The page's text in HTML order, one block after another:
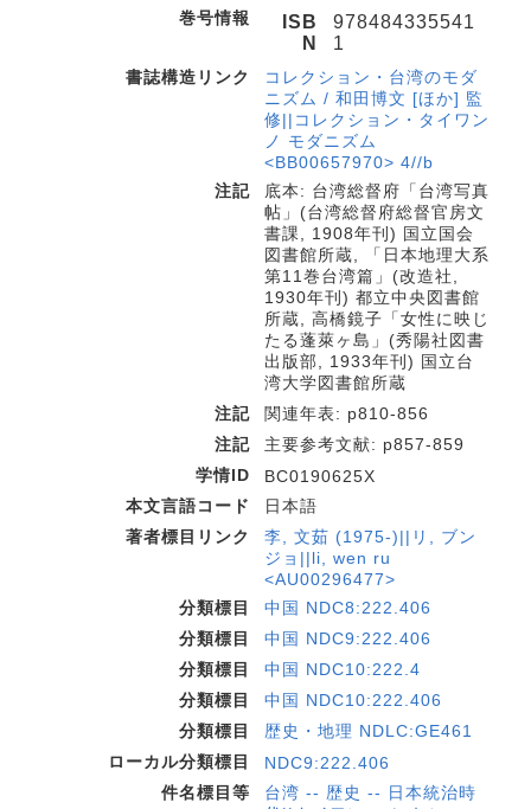
巻号情報
ISB
N
978484335541
1
書誌構造リンク
コレクション・台湾のモダ
ニズム / 和田博文 [ほか] 監
修||コレクション・タイワン
ノ モダニズム
<BB00657970> 4//b
注記
底本: 台湾総督府「台湾写真
帖」(台湾総督府総督官房文
書課, 1908年刊) 国立国会
図書館所蔵, 「日本地理大系
第11巻台湾篇」(改造社,
1930年刊) 都立中央図書館
所蔵, 高橋鏡子「女性に映じ
たる蓬萊ヶ島」(秀陽社図書
出版部, 1933年刊) 国立台
湾大学図書館所蔵
注記
関連年表: p810-856
注記
主要参考文献: p857-859
学情ID
BC0190625X
本文言語コード
日本語
著者標目リンク
李, 文茹 (1975-)||リ, ブン
ジョ||li, wen ru
<AU00296477>
分類標目
中国 NDC8:222.406
分類標目
中国 NDC9:222.406
分類標目
中国 NDC10:222.4
分類標目
中国 NDC10:222.406
分類標目
歴史・地理 NDLC:GE461
ローカル分類標目
NDC9:222.406
件名標目等
台湾 -- 歴史 -- 日本統治時